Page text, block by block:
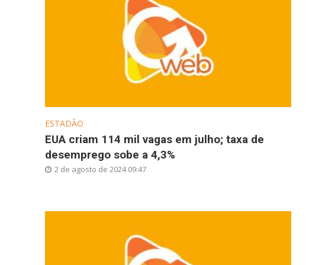
ESTADÃO
EUA criam 114 mil vagas em julho; taxa de
desemprego sobe a 4,3%
2 de agosto de 2024 09:47